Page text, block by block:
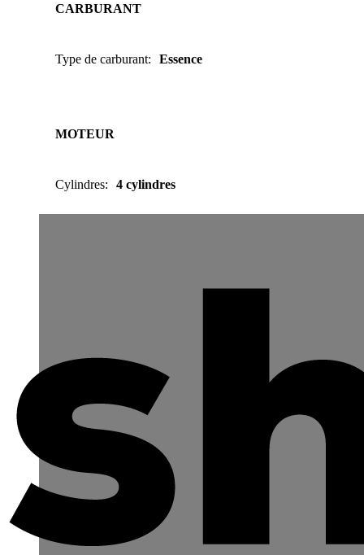
CARBURANT
Type de carburant: Essence
MOTEUR
Cylindres: 4 cylindres